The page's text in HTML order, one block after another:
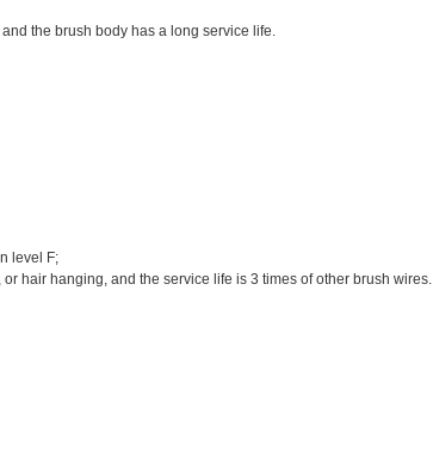
the brush body has a long service life.
level F;
hair hanging, and the service life is 3 times of other brush wires.